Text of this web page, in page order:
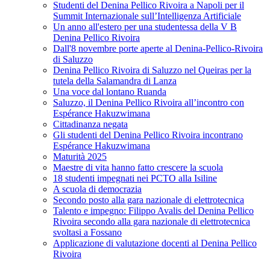
Studenti del Denina Pellico Rivoira a Napoli per il
Summit Internazionale sull’Intelligenza Artificiale
Un anno all'estero per una studentessa della V B
Denina Pellico Rivoira
Dall'8 novembre porte aperte al Denina-Pellico-Rivoira
di Saluzzo
Denina Pellico Rivoira di Saluzzo nel Queiras per la
tutela della Salamandra di Lanza
Una voce dal lontano Ruanda
Saluzzo, il Denina Pellico Rivoira all’incontro con
Espérance Hakuzwimana
Cittadinanza negata
Gli studenti del Denina Pellico Rivoira incontrano
Espérance Hakuzwimana
Maturità 2025
Maestre di vita hanno fatto crescere la scuola
18 studenti impegnati nei PCTO alla Isiline
A scuola di democrazia
Secondo posto alla gara nazionale di elettrotecnica
Talento e impegno: Filippo Avalis del Denina Pellico
Rivoira secondo alla gara nazionale di elettrotecnica
svoltasi a Fossano
Applicazione di valutazione docenti al Denina Pellico
Rivoira